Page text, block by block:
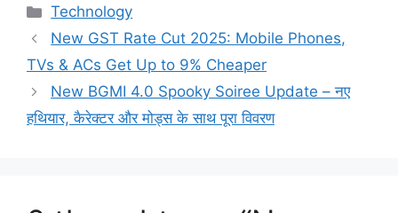
Categories
Technology
New GST Rate Cut 2025: Mobile Phones,
TVs & ACs Get Up to 9% Cheaper
New BGMI 4.0 Spooky Soiree Update – नए
हथियार, कैरेक्टर और मोड्स के साथ पूरा विवरण